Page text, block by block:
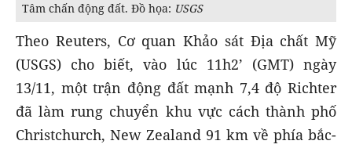
Tâm chấn động đất. Đồ họa: USGS
Theo Reuters, Cơ quan Khảo sát Địa chất Mỹ
(USGS) cho biết, vào lúc 11h2’ (GMT) ngày
13/11, một trận động đất mạnh 7,4 độ Richter
đã làm rung chuyển khu vực cách thành phố
Christchurch, New Zealand 91 km về phía bắc-